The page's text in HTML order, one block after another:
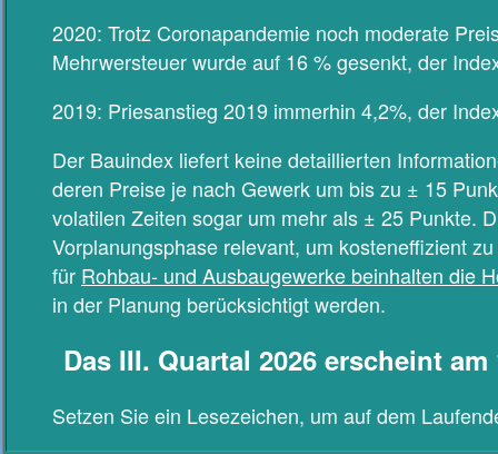
2020: Trotz Coronapandemie noch moderate
Mehrwersteuer wurde auf 16 % gesenkt, der
2019: Priesanstieg 2019 immerhin 4,2%, der
Der Bauindex liefert keine detaillierten
deren Preise je nach Gewerk um bis zu ± 15
volatilen Zeiten sogar um mehr als ± 25 Punkte.
Vorplanungsphase relevant, um kosteneffizient
für Rohbau- und Ausbaugewerke beinhalten die
in der Planung berücksichtigt werden.
Das III. Quartal 2026 erscheint am
Setzen Sie ein Lesezeichen, um auf dem